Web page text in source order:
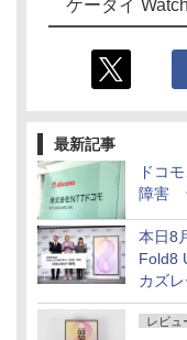
ケータイ
最新記事
ドコ
障害
本日8
Fold8
カズ
屋の
レビュ